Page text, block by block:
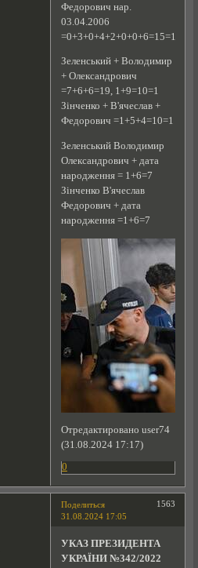
Федорович нар.
03.04.2006
=0+3+0+4+2+0+0+6=15=1+5=6
Зеленський + Володимир
+ Олександрович
=7+6+6=19, 1+9=10=1
Зінченко + В'ячеслав +
Федорович =1+5+4=10=1
Зеленський Володимир
Олександрович + дата
народження = 1+6=7
Зінченко В'ячеслав
Федорович + дата
народження =1+6=7
Отредактировано user74
(31.08.2024 17:17)
0
Поделиться
1563
31.08.2024 17:05
УКАЗ ПРЕЗИДЕНТА
УКРАЇНИ №342/2022